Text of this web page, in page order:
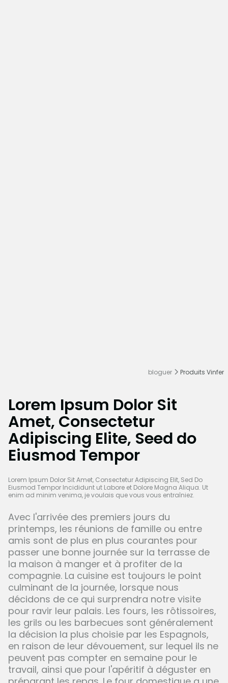
bloguer Produits Vinfer
Lorem Ipsum Dolor Sit
Amet, Consectetur
Adipiscing Elite, Seed do
Eiusmod Tempor
Lorem Ipsum Dolor Sit Amet, Consectetur Adipiscing Elit, Sed Do
Eiusmod Tempor Incididunt ut Labore et Dolore Magna Aliqua. Ut
enim ad minim venima, je voulais que vous vous entraîniez.
Avec l'arrivée des premiers jours du
printemps, les réunions de famille ou entre
amis sont de plus en plus courantes pour
passer une bonne journée sur la terrasse de
la maison à manger et à profiter de la
compagnie. La cuisine est toujours le point
culminant de la journée, lorsque nous
décidons de ce qui surprendra notre visite
pour ravir leur palais. Les fours, les rôtissoires,
les grils ou les barbecues sont généralement
la décision la plus choisie par les Espagnols,
en raison de leur dévouement, sur lequel ils ne
peuvent pas compter en semaine pour le
travail, ainsi que pour l'apéritif à déguster en